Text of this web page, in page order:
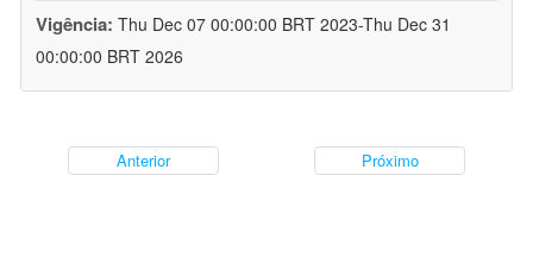
Vigência: Thu Dec 07 00:00:00 BRT 2023-Thu Dec 31
00:00:00 BRT 2026
Anterior Próximo